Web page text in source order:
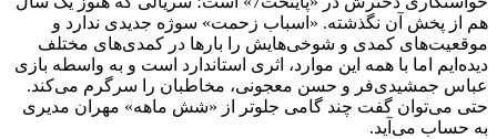
هم از پخش آن نگذشته. «اسباب زحمت» سوژه جدیدی ندارد و
موقعیت‌های کمدی و شوخی‌هایش را بارها در کمدی‌های مختلف
دیده‌ایم اما با همه این موارد، اثری استاندارد است و به واسطه بازی
عباس جمشیدی‌فر و حسن معجونی، مخاطبان را سرگرم می‌کند.
حتی می‌توان گفت چند گامی جلوتر از «شش ماهه» مهران مدیری
به حساب می‌آید.